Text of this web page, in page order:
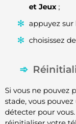
et Jeux ;
appuyez sur
choisissez de
Si vous ne pouvez
stade, vous
détecter pour